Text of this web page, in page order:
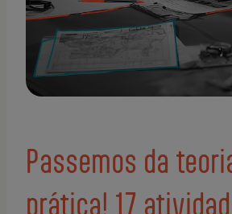
Passemos da
prática! 17